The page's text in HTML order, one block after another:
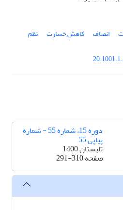
انصاف کاهش خسارت نظم
دوره 15، شماره 55 - شماره
پیاپی 55
تابستان 1400
صفحه291-310